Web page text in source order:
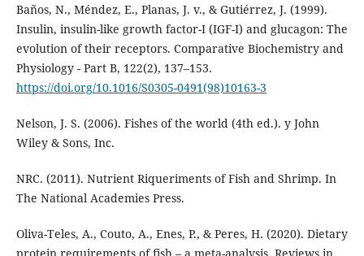
Baños, N., Méndez, E., Planas, J. v., & Gutiérrez, J. (1999).
Insulin, insulin-like growth factor-I (IGF-I) and glucagon: The
evolution of their receptors. Comparative Biochemistry and
Physiology - Part B, 122(2), 137–153.
https://doi.org/10.1016/S0305-0491(98)10163-3
Nelson, J. S. (2006). Fishes of the world (4th ed.). y John
Wiley & Sons, Inc.
NRC. (2011). Nutrient Riqueriments of Fish and Shrimp. In
The National Academies Press.
Oliva-Teles, A., Couto, A., Enes, P., & Peres, H. (2020). Dietary